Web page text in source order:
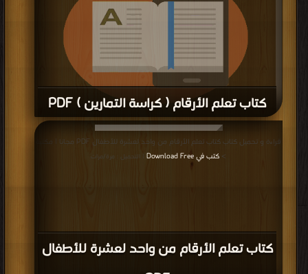
كتاب تعلم الأرقام ( كراسة التمارين ) PDF
قراءة و تحميل كتاب كتاب تعلم الأرقام ( كراسة التمارين ) PDF مجانا | مكتبة >
كتب
في | التحميل : مرة/مرات
كتاب تعلم الأرقام من واحد لعشرة للأطفال
قراءة و تحميل كتاب كتاب تعلم الأرقام من واحد لعشرة للأطفال PDF مجانا | مكتبة
> كتب في Download Free | التحميل : مرة/مرات